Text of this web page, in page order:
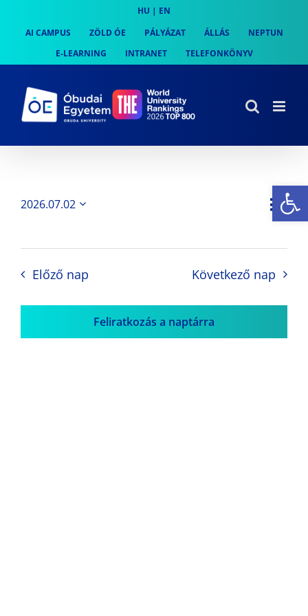
content
HU | EN
AI CAMPUS
ZÖLD ÓE PÁLYÁZAT ÁLLÁS
NEPTUN
E-LEARNING
INTRANET TELEFONKÖNYV
Nap
2026.07.02
Előző nap Következő nap
Feliratkozás a naptárra